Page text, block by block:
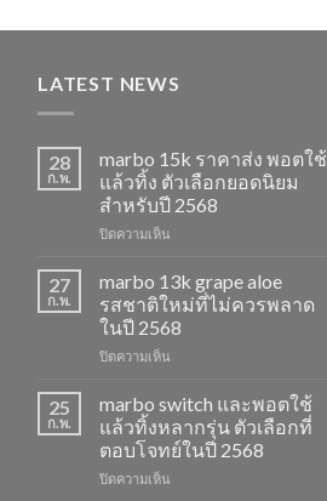
LATEST NEWS
28
ก.พ.
marbo 15k ราคาส่ง พอตใช้
แล้วทิ้ง ตัวเลือกยอดนิยม
สำหรับปี 2568
ปิดความเห็น
15k
ราคา
ส่ง
พอต
ใช้
ทิ้ง
เลือก
ยอด
นิยม
27
ก.พ.
marbo 13k grape aloe
รสชาติใหม่ที่ไม่ควรพลาด
ในปี 2568
ปิดความเห็น
13k
grape
aloe
รสชาติ
ใหม่
25
ก.พ.
marbo switch และพอตใช้
แล้วทิ้งหลากรุ่น ตัวเลือกที่
ตอบโจทย์ในปี 2568
ปิดความเห็น